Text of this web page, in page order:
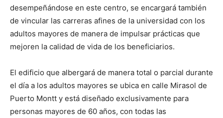
desempeñándose en este centro, se encargará también
de vincular las carreras afines de la universidad con los
adultos mayores de manera de impulsar prácticas que
mejoren la calidad de vida de los beneficiarios.
El edificio que albergará de manera total o parcial durante
el día a los adultos mayores se ubica en calle Mirasol de
Puerto Montt y está diseñado exclusivamente para
personas mayores de 60 años, con todas las